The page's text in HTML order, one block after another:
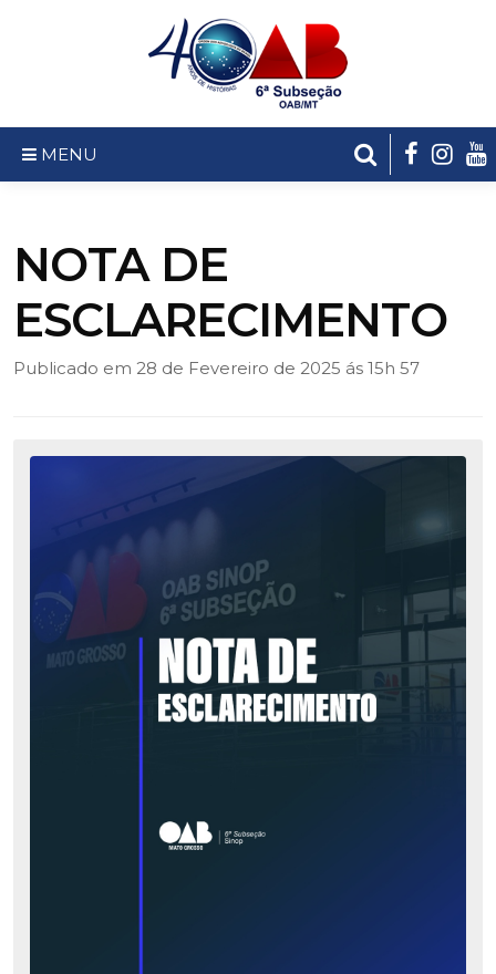
MENU
NOTA DE
ESCLARECIMENTO
Publicado em 28 de Fevereiro de 2025 ás 15h 57